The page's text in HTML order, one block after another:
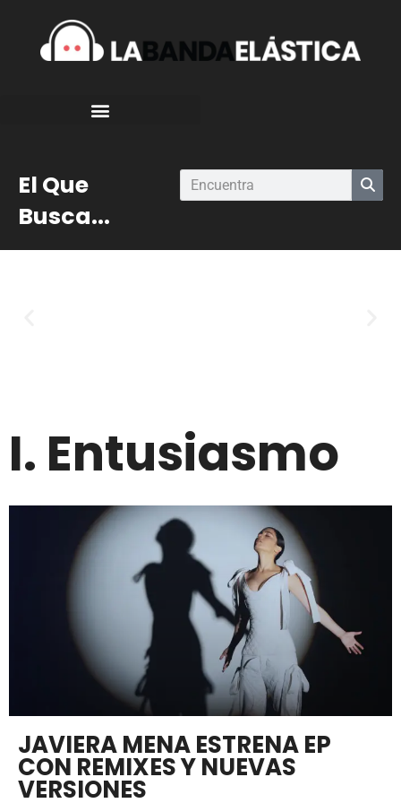
El Que
Busca...
I. Entusiasmo
JAVIERA MENA ESTRENA EP
CON REMIXES Y NUEVAS
VERSIONES